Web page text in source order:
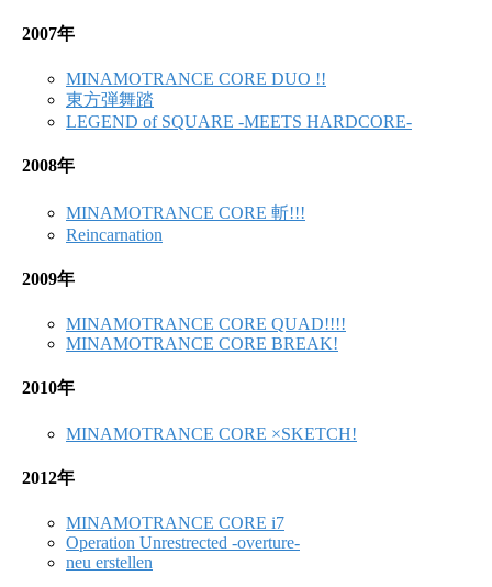
2007年
MINAMOTRANCE CORE DUO !!
東方弾舞踏
LEGEND of SQUARE -MEETS HARDCORE-
2008年
MINAMOTRANCE CORE 斬!!!
Reincarnation
2009年
MINAMOTRANCE CORE QUAD!!!!
MINAMOTRANCE CORE BREAK!
2010年
MINAMOTRANCE CORE ×SKETCH!
2012年
MINAMOTRANCE CORE i7
Operation Unrestrected -overture-
neu erstellen